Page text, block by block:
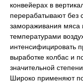
конвейерах в
перерабатывают без
замораживания мяса
температурами
интенсифицировать
выработке колбас и
значительной
Широко применяют